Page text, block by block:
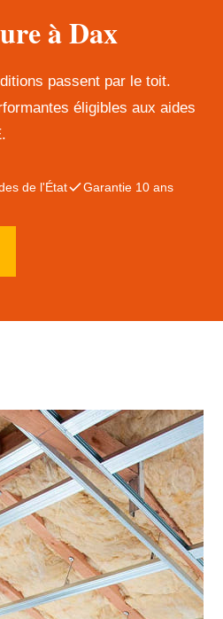
à Dax
passent par le toit.
éligibles aux aides
de l'État Garantie 10 ans